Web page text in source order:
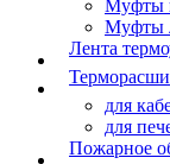
Муфты
Муфты
Лента
для
для
Пожарное